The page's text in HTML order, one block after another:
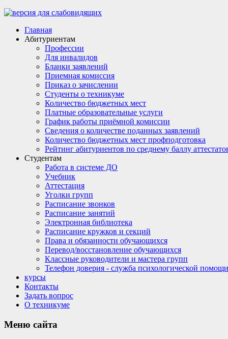
Главная
Абитуриентам
Профессии
Для инвалидов
Бланки заявлений
Приемная комиссия
Приказ о зачислении
Студенты о техникуме
Количество бюджетных мест
Платные образовательные услуги
График работы приёмной комиссии
Сведения о количестве поданных заявлений
Количество бюджетных мест профподготовка
Рейтинг абитуриентов по среднему баллу
Студентам
Работа в системе ДО
Учебник
Аттестация
Уголки групп
Расписание звонков
Расписание занятий
Электронная библиотека
Расписание кружков и секций
Права и обязанности обучающихся
Перевод/восстановление обучающихся
Классные руководители и мастера групп
Телефон доверия - служба психологической помощи
курсы
Контакты
Задать вопрос
О техникуме
Меню сайта